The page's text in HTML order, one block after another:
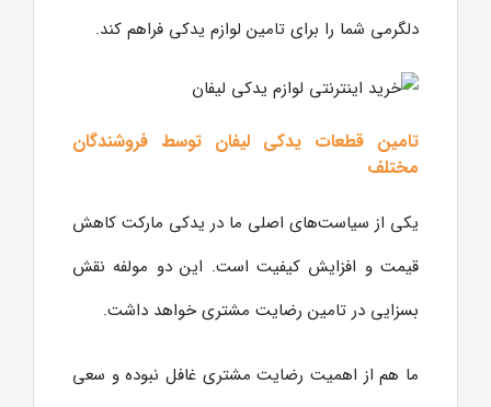
دلگرمی شما را برای تامین لوازم یدکی فراهم کند.
تامین قطعات یدکی لیفان توسط فروشندگان
مختلف
یکی از سیاست‌های اصلی ما در یدکی مارکت کاهش
قیمت و افزایش کیفیت است. این دو مولفه نقش
بسزایی در تامین رضایت مشتری خواهد داشت.
ما هم از اهمیت رضایت مشتری غافل نبوده و سعی